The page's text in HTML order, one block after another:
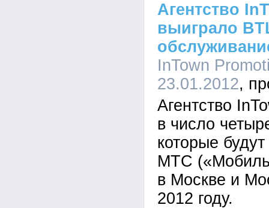
Агентство
выиграло
InTown
23.01.2012
Агентство
в число
которые
МТС
в Москве и
2012 году.